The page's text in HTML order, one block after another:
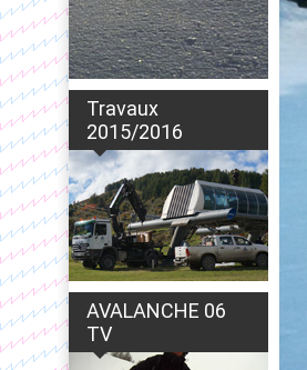
Travaux
2015/2016
AVALANCHE 06
TV